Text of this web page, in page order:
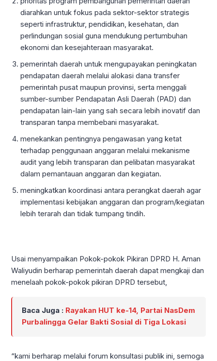
diarahkan untuk fokus pada sektor-sektor strategis
seperti infrastruktur, pendidikan, kesehatan, dan
perlindungan sosial guna mendukung pertumbuhan
ekonomi dan kesejahteraan masyarakat.
pemerintah daerah untuk mengupayakan peningkatan
pendapatan daerah melalui alokasi dana transfer
pemerintah pusat maupun provinsi, serta menggali
sumber-sumber Pendapatan Asli Daerah (PAD) dan
pendapatan lain-lain yang sah secara lebih inovatif dan
transparan tanpa membebani masyarakat.
menekankan pentingnya pengawasan yang ketat
terhadap penggunaan anggaran melalui mekanisme
audit yang lebih transparan dan pelibatan masyarakat
dalam pemantauan anggaran dan kegiatan.
meningkatkan koordinasi antara perangkat daerah agar
implementasi kebijakan anggaran dan program/kegiatan
lebih terarah dan tidak tumpang tindih.
Usai menyampaikan Pokok-pokok Pikiran DPRD H. Aman
Waliyudin berharap pemerintah daerah dapat mengkaji dan
menelaah pokok-pokok pikiran DPRD tersebut,
Baca Juga : Rayakan HUT ke-14, Partai NasDem
Purbalingga Gelar Bakti Sosial di Tiga Lokasi
“kami berharap melalui forum konsultasi publik ini, semoga